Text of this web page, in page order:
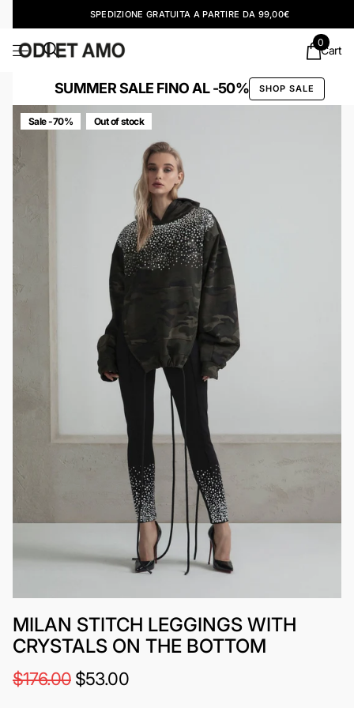
SPEDIZIONE GRATUITA A PARTIRE DA 99,00€
Cart
0
SUMMER SALE FINO AL -50% SHOP SALE
Sale -70% Out of stock
MILAN STITCH LEGGINGS WITH
CRYSTALS ON THE BOTTOM
$176.00$53.00